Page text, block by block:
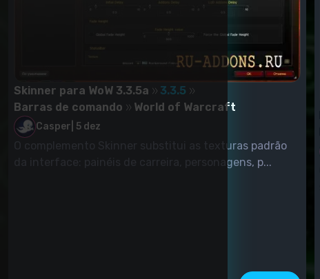
Skinner para WoW 3.3.5a
3.3.5
Barras de comando
World of Warcraft
Casper 5 dez
O complemento Skinner substitui as texturas padrão
da interface: painéis de carreira, personagens, p...